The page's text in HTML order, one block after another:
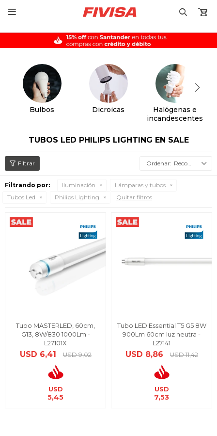

Bulbos Dicroicas
Halógenas e
incandescentes
TUBOS LED PHILIPS LIGHTING EN SALE
Recomendados
Filtrando por: Iluminación
Lámparas y tubos
Tubos Led
Philips Lighting Quitar filtros
Tubo MASTERLED, 60cm,
G13, 8W/830 1000Lm -
L27101X
USD 6,41 USD 9,02
USD
5,45
Tubo LED Essential T5 G5 8W
900Lm 60cm luz neutra -
L27141
USD 8,86 USD 11,42
USD
7,53